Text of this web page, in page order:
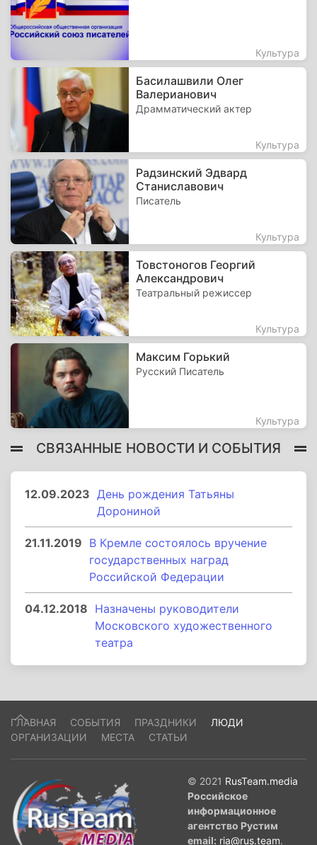
Культура
Басилашвили Олег
Валерианович
Драмматический актер
Культура
Радзинский Эдвард
Станиславович
Писатель
Культура
Товстоногов Георгий
Александрович
Театральный режиссер
Культура
Максим Горький
Русский Писатель
Культура
СВЯЗАННЫЕ НОВОСТИ И СОБЫТИЯ
12.09.2023 День рождения Татьяны
Дорониной
21.11.2019 В Кремле состоялось вручение
государственных наград
Российской Федерации
04.12.2018 Назначены руководители
Московского художественного
театра
ГЛАВНАЯ СОБЫТИЯ ПРАЗДНИКИ
ЛЮДИ
ОРГАНИЗАЦИИ
МЕСТА СТАТЬИ
© 2021 RusTeam.media
Российское
информационное
агентство Рустим
email: ria@rus.team.